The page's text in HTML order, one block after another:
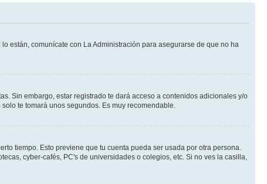
están, comunícate con La Administración para asegurarse de que no ha
Sin embargo, estar registrado te dará acceso a contenidos adicionales y/o
te tomará unos segundos. Es muy recomendable.
tiempo. Esto previene que tu cuenta pueda ser usada por otra persona.
cyber-cafés, PC's de universidades o colegios, etc. Si no ves la casilla,